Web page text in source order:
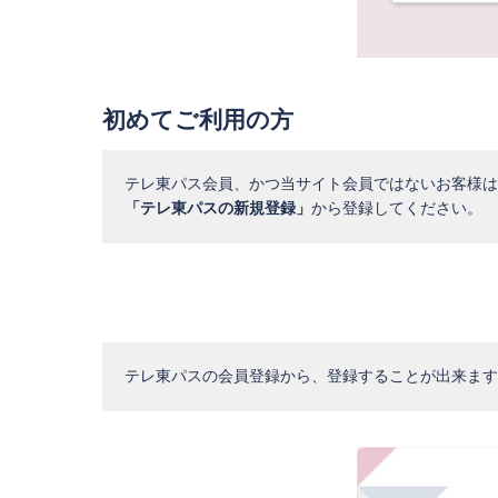
初めてご利用の方
テレ東パス会員、かつ当サイト会員ではないお客様
「テレ東パスの新規登録」 から登録してください。
テレ東パスの会員登録から、登録することが出来ま